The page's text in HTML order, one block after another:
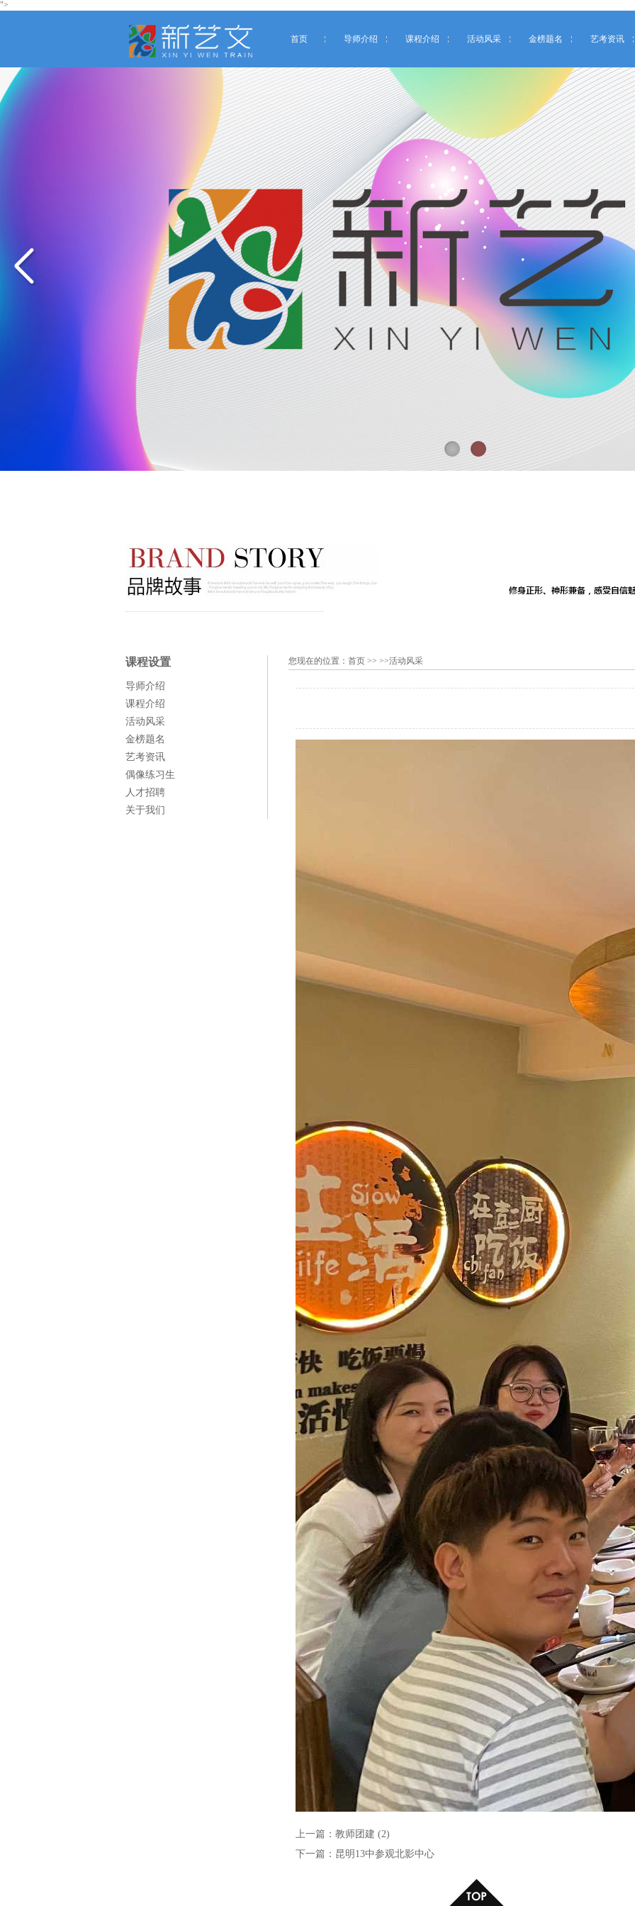
">
首页 导师介绍 课程介绍 活动风采 金榜题名 艺考资讯
课程设置
导师介绍
课程介绍
活动风采
金榜题名
艺考资讯
偶像练习生
人才招聘
关于我们
您现在的位置： 首页 >> >>活动风采
上一篇： 教师团建 (2)
下一篇： 昆明13中参观北影中心